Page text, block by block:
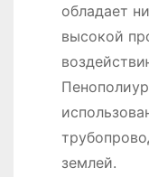
обладает
высокой
землей.